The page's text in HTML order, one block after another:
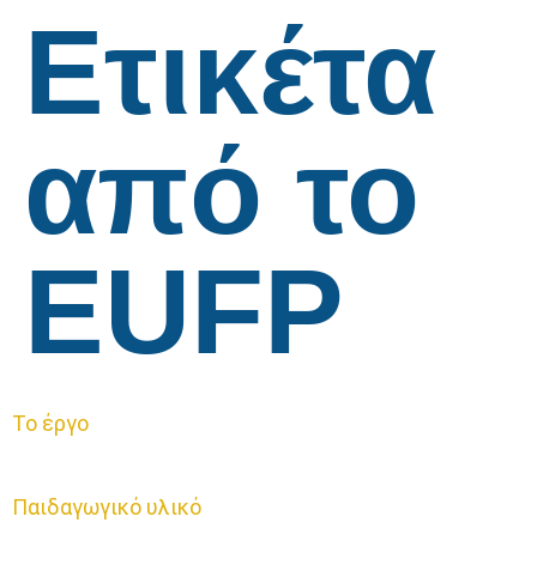
Ετικέτα
από το
EUFP
Το έργο
Παιδαγωγικό υλικό